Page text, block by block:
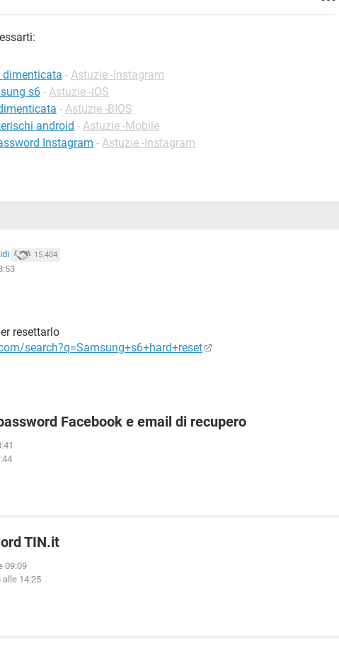
dimenticata - Astuzie -Instagram
s6 - Astuzie -iOS
- Astuzie -BIOS
android - Astuzie -Mobile
Instagram - Astuzie -Instagram
15.404
resettarlo
search?q=Samsung+s6+hard+reset
Facebook e email di recupero
TIN.it
09:09
alle 14:25